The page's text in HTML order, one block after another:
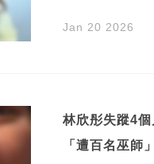
Jan 20 2026
林欣彤失蹤4
「遭百名巫師